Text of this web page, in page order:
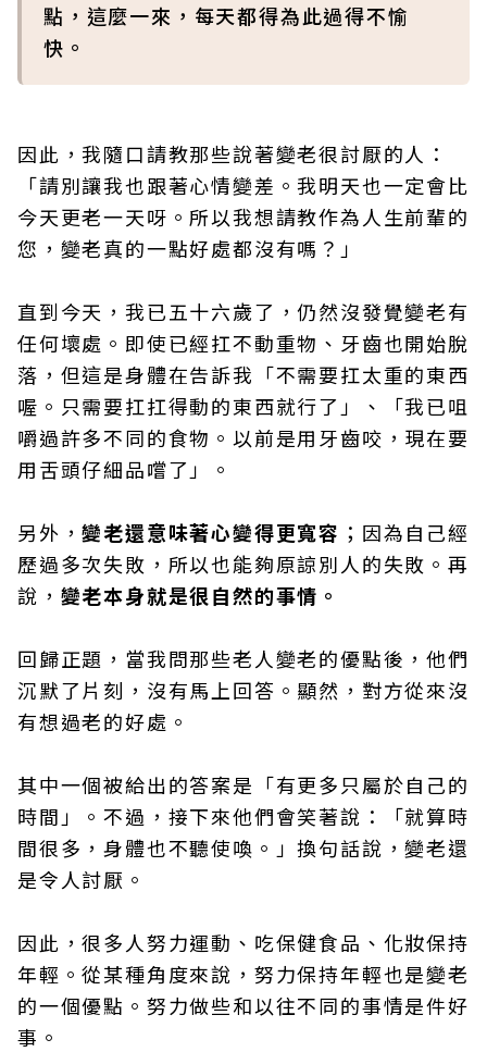
點，這麼一來，每天都得為此過得不愉
快。
因此，我隨口請教那些說著變老很討厭的人：
「請別讓我也跟著心情變差。我明天也一定會比
今天更老一天呀。所以我想請教作為人生前輩的
您，變老真的一點好處都沒有嗎？」
直到今天，我已五十六歲了，仍然沒發覺變老有
任何壞處。即使已經扛不動重物、牙齒也開始脫
落，但這是身體在告訴我「不需要扛太重的東西
喔。只需要扛扛得動的東西就行了」、「我已咀
嚼過許多不同的食物。以前是用牙齒咬，現在要
用舌頭仔細品嚐了」。
另外，變老還意味著心變得更寬容 ；因為自己經
歷過多次失敗，所以也能夠原諒別人的失敗。再
說， 變老本身就是很自然的事情。
回歸正題，當我問那些老人變老的優點後，他們
沉默了片刻，沒有馬上回答。顯然，對方從來沒
有想過老的好處。
其中一個被給出的答案是「有更多只屬於自己的
時間」。不過，接下來他們會笑著說：「就算時
間很多，身體也不聽使喚。」換句話說，變老還
是令人討厭。
因此，很多人努力運動、吃保健食品、化妝保持
年輕。從某種角度來說，努力保持年輕也是變老
的一個優點。努力做些和以往不同的事情是件好
事。